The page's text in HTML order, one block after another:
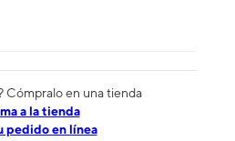
Cómpralo en una tienda
a la tienda
pedido en línea